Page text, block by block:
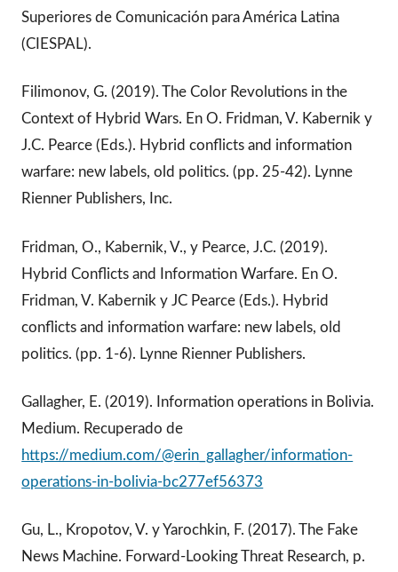
Superiores de Comunicación para América Latina
(CIESPAL).
Filimonov, G. (2019). The Color Revolutions in the
Context of Hybrid Wars. En O. Fridman, V. Kabernik y
J.C. Pearce (Eds.). Hybrid conflicts and information
warfare: new labels, old politics. (pp. 25-42). Lynne
Rienner Publishers, Inc.
Fridman, O., Kabernik, V., y Pearce, J.C. (2019).
Hybrid Conflicts and Information Warfare. En O.
Fridman, V. Kabernik y JC Pearce (Eds.). Hybrid
conflicts and information warfare: new labels, old
politics. (pp. 1-6). Lynne Rienner Publishers.
Gallagher, E. (2019). Information operations in Bolivia.
Medium. Recuperado de
https://medium.com/@erin_gallagher/information-
operations-in-bolivia-bc277ef56373
Gu, L., Kropotov, V. y Yarochkin, F. (2017). The Fake
News Machine. Forward-Looking Threat Research, p.